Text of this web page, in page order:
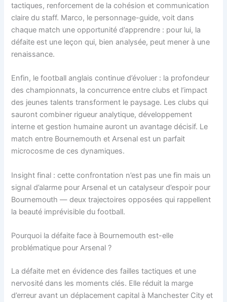
tactiques, renforcement de la cohésion et communication
claire du staff. Marco, le personnage-guide, voit dans
chaque match une opportunité d’apprendre : pour lui, la
défaite est une leçon qui, bien analysée, peut mener à une
renaissance.
Enfin, le football anglais continue d’évoluer : la profondeur
des championnats, la concurrence entre clubs et l’impact
des jeunes talents transforment le paysage. Les clubs qui
sauront combiner rigueur analytique, développement
interne et gestion humaine auront un avantage décisif. Le
match entre Bournemouth et Arsenal est un parfait
microcosme de ces dynamiques.
Insight final : cette confrontation n’est pas une fin mais un
signal d’alarme pour Arsenal et un catalyseur d’espoir pour
Bournemouth — deux trajectoires opposées qui rappellent
la beauté imprévisible du football.
Pourquoi la défaite face à Bournemouth est-elle
problématique pour Arsenal ?
La défaite met en évidence des failles tactiques et une
nervosité dans les moments clés. Elle réduit la marge
d’erreur avant un déplacement capital à Manchester City et